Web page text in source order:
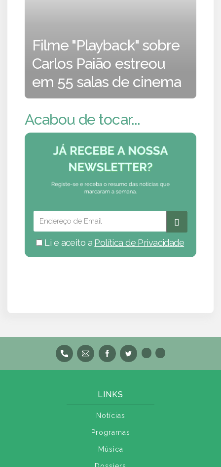
Filme "Playback" sobre
Carlos Paião estreou
em 55 salas de cinema
Acabou de tocar...
Li e aceito a Política de Privacidade
LINKS
Notícias
Programas
Música